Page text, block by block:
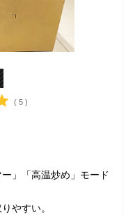
( 5 )
」「高温炒め」モード
やすい。